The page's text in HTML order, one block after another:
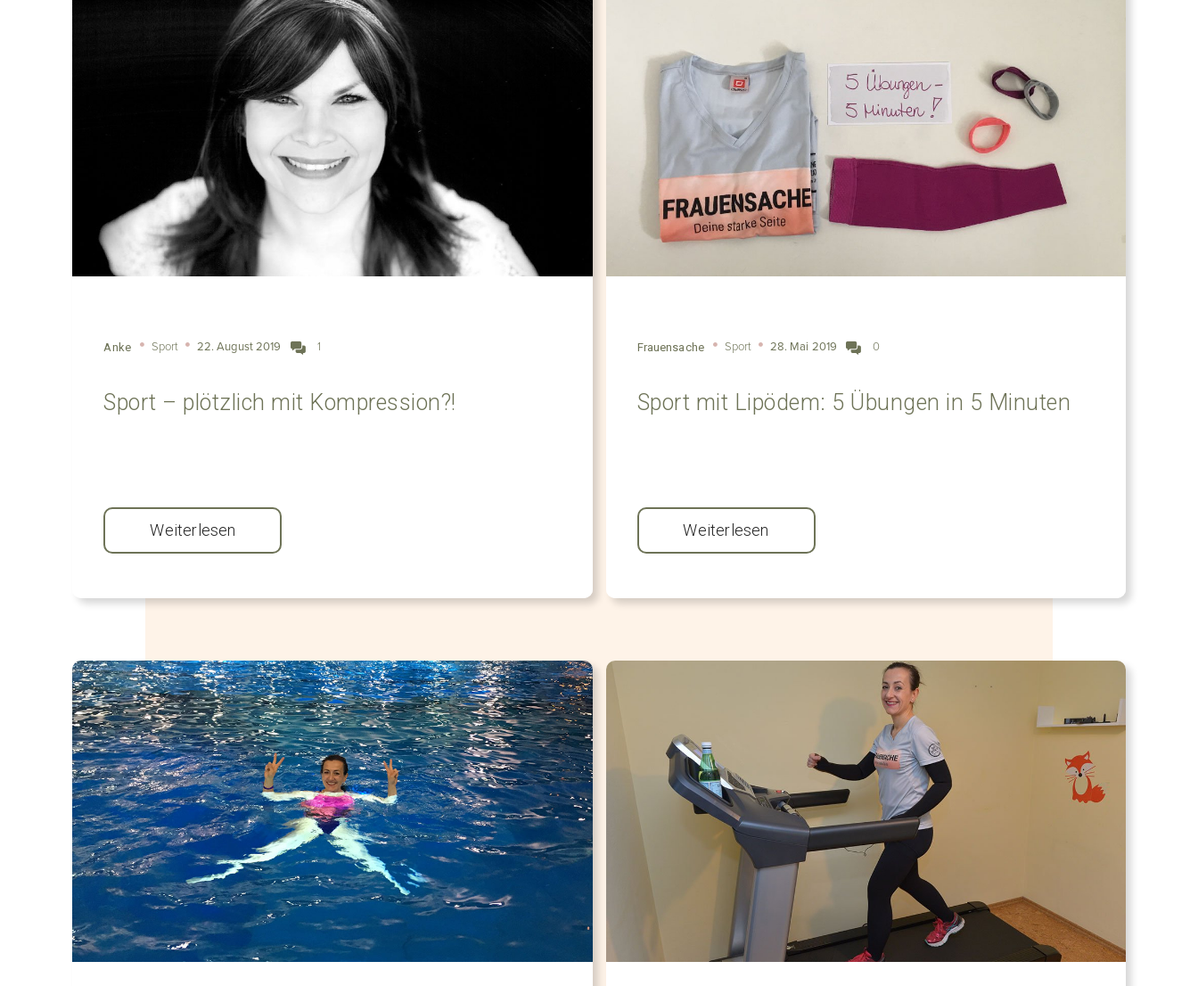
Anke Sport 22. August 2019 1
Sport – plötzlich mit Kompression?!
Weiterlesen
Frauensache Sport 28. Mai 2019 0
Sport mit Lipödem: 5 Übungen in 5 Minuten
Weiterlesen